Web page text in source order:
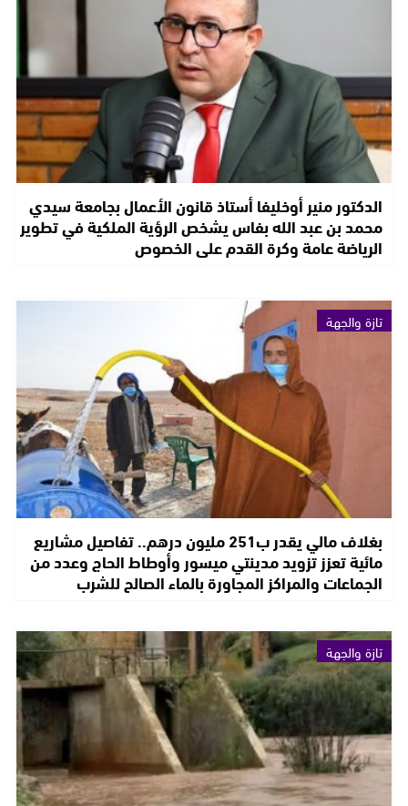
الدكتور منير أوخليفا أستاذ قانون الأعمال بجامعة سيدي
محمد بن عبد الله بفاس يشخص الرؤية الملكية في تطوير
الرياضة عامة وكرة القدم على الخصوص
تازة والجهة
بغلاف مالي يقدر ب251 مليون درهم.. تفاصيل مشاريع
مائية تعزز تزويد مدينتي ميسور وأوطاط الحاج وعدد من
الجماعات والمراكز المجاورة بالماء الصالح للشرب
تازة والجهة